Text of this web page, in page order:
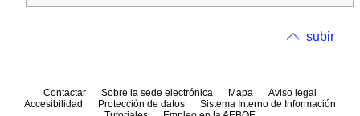
subir
Contactar Sobre la sede electrónica Mapa
Aviso legal
Accesibilidad
Protección de datos
Sistema Interno de Información